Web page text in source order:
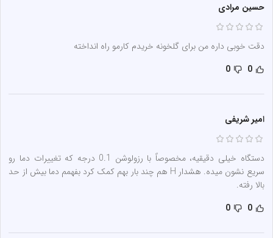
حسین مرادی
دقت خوبی داره من برای گلخونه خریدم کارمو راه انداخته
0
0
امیر شریفی
دستگاه خیلی دقیقیه، مخصوصاً با رزولوشن 0.1 درجه که تغییرات دما رو
سریع نشون میده. هشدار H هم چند بار بهم کمک کرد بفهمم دما بیش از حد
بالا رفته.
0
0